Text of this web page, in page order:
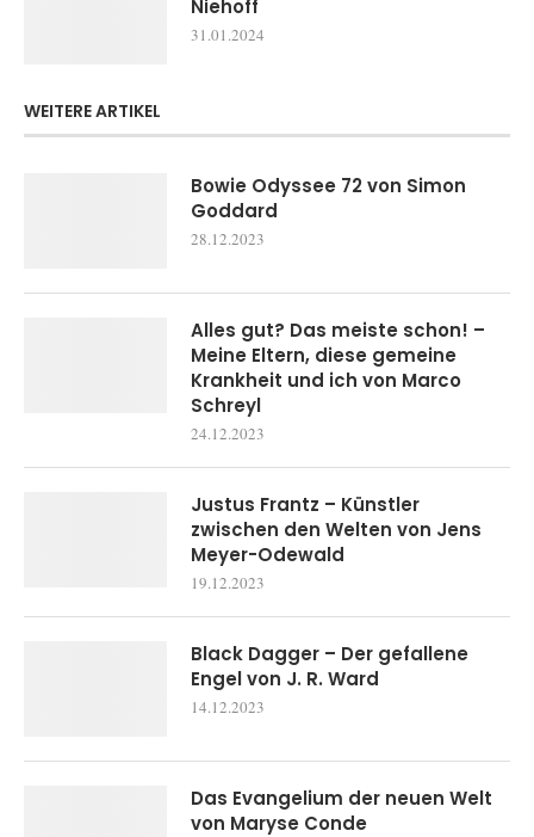
Niehoff
31.01.2024
WEITERE ARTIKEL
Bowie Odyssee 72 von Simon
Goddard
28.12.2023
Alles gut? Das meiste schon! –
Meine Eltern, diese gemeine
Krankheit und ich von Marco
Schreyl
24.12.2023
Justus Frantz – Künstler
zwischen den Welten von Jens
Meyer-Odewald
19.12.2023
Black Dagger – Der gefallene
Engel von J. R. Ward
14.12.2023
Das Evangelium der neuen Welt
von Maryse Conde